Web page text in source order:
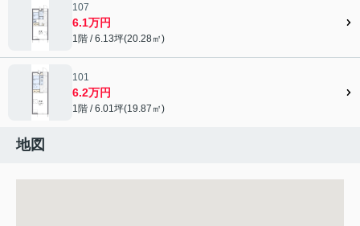
107
6.1万円
1階 / 6.13坪(20.28㎡)
101
6.2万円
1階 / 6.01坪(19.87㎡)
地図